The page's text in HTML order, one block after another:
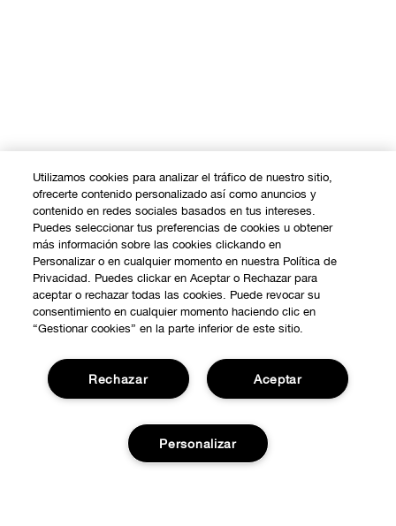
SOBRE NOSOTROS
Utilizamos cookies para analizar el tráfico de nuestro sitio,
ofrecerte contenido personalizado así como anuncios y
contenido en redes sociales basados en tus intereses.
Puedes seleccionar tus preferencias de cookies u obtener
más información sobre las cookies clickando en
Personalizar o en cualquier momento en nuestra Política de
Privacidad. Puedes clickar en Aceptar o Rechazar para
aceptar o rechazar todas las cookies. Puede revocar su
consentimiento en cualquier momento haciendo clic en
“Gestionar cookies” en la parte inferior de este sitio.
Aceptar
Rechazar
Personalizar